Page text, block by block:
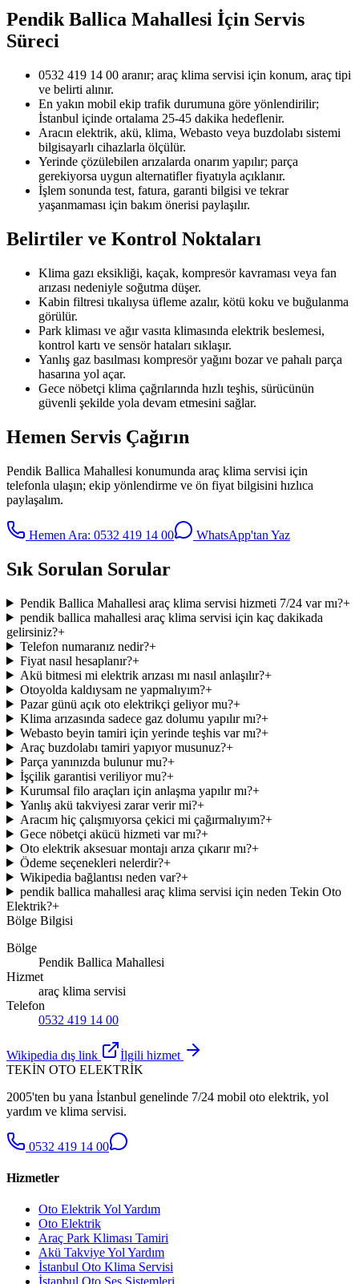
Pendik Ballica Mahallesi İçin Servis
Süreci
0532 419 14 00 aranır; araç klima servisi için konum, araç tipi
ve belirti alınır.
En yakın mobil ekip trafik durumuna göre yönlendirilir;
İstanbul içinde ortalama 25-45 dakika hedeflenir.
Aracın elektrik, akü, klima, Webasto veya buzdolabı sistemi
bilgisayarlı cihazlarla ölçülür.
Yerinde çözülebilen arızalarda onarım yapılır; parça
gerekiyorsa uygun alternatifler fiyatıyla açıklanır.
İşlem sonunda test, fatura, garanti bilgisi ve tekrar
yaşanmaması için bakım önerisi paylaşılır.
Belirtiler ve Kontrol Noktaları
Klima gazı eksikliği, kaçak, kompresör kavraması veya fan
arızası nedeniyle soğutma düşer.
Kabin filtresi tıkalıysa üfleme azalır, kötü koku ve buğulanma
görülür.
Park kliması ve ağır vasıta klimasında elektrik beslemesi,
kontrol kartı ve sensör hataları sıklaşır.
Yanlış gaz basılması kompresör yağını bozar ve pahalı parça
hasarına yol açar.
Gece nöbetçi klima çağrılarında hızlı teşhis, sürücünün
güvenli şekilde yola devam etmesini sağlar.
Hemen Servis Çağırın
Pendik Ballica Mahallesi konumunda araç klima servisi için
telefonla ulaşın; ekip yönlendirme ve ön fiyat bilgisini hızlıca
paylaşalım.
Hemen Ara: 0532 419 14 00 WhatsApp'tan Yaz
Sık Sorulan Sorular
Pendik Ballica Mahallesi araç klima servisi hizmeti 7/24 var mı?+
pendik ballica mahallesi araç klima servisi için kaç dakikada
gelirsiniz?+
Telefon numaranız nedir?+
Fiyat nasıl hesaplanır?+
Akü bitmesi mi elektrik arızası mı nasıl anlaşılır?+
Otoyolda kaldıysam ne yapmalıyım?+
Pazar günü açık oto elektrikçi geliyor mu?+
Klima arızasında sadece gaz dolumu yapılır mı?+
Webasto beyin tamiri için yerinde teşhis var mı?+
Araç buzdolabı tamiri yapıyor musunuz?+
Parça yanınızda bulunur mu?+
İşçilik garantisi veriliyor mu?+
Kurumsal filo araçları için anlaşma yapılır mı?+
Yanlış akü takviyesi zarar verir mi?+
Aracım hiç çalışmıyorsa çekici mi çağırmalıyım?+
Gece nöbetçi akücü hizmeti var mı?+
Oto elektrik aksesuar montajı arıza çıkarır mı?+
Ödeme seçenekleri nelerdir?+
Wikipedia bağlantısı neden var?+
pendik ballica mahallesi araç klima servisi için neden Tekin Oto
Elektrik?+
Bölge Bilgisi
Bölge
Pendik Ballica Mahallesi
Hizmet
araç klima servisi
Telefon
0532 419 14 00
Wikipedia dış link
İlgili hizmet
TEKİN OTO ELEKTRİK
2005'ten bu yana İstanbul genelinde 7/24 mobil oto elektrik, yol
yardım ve klima servisi.
0532 419 14 00
Hizmetler
Oto Elektrik Yol Yardım
Oto Elektrik
Araç Park Kliması Tamiri
Akü Takviye Yol Yardım
İstanbul Oto Klima Servisi